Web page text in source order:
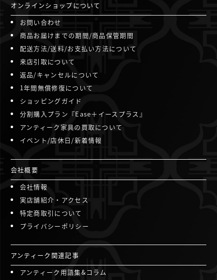
オンラインショップについて
お問い合わせ
商品お届けまでの期間/商品保管期間
配送方法/送料/お支払い方法について
来店引取について
返品/キャンセルについて
1年間無償修復について
ショッピングガイド
分割購入プラン『Ease＋イースプラス』
アンティーク家具の買取について
イベント/店休日/新着情報
会社概要
会社情報
実店舗紹介・アクセス
特定商取引について
プライバシーポリシー
アンティーク関連記事
アンティーク用語集&コラム